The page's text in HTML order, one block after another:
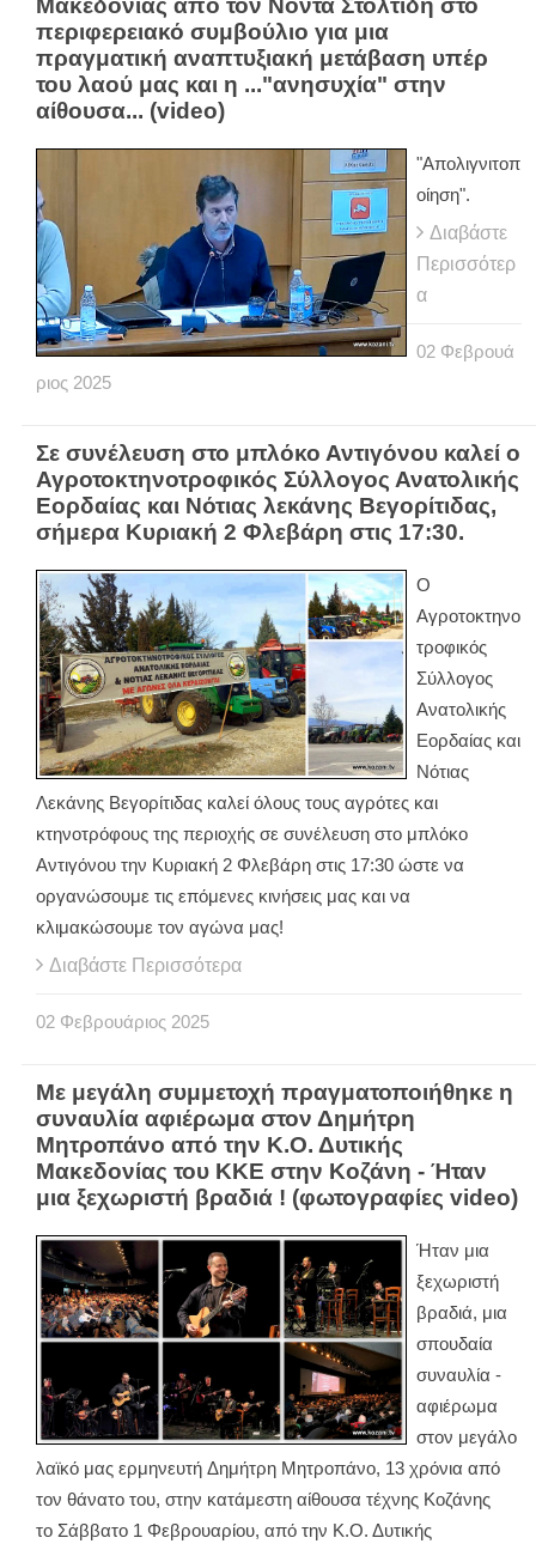
Μακεδονίας από τον Νόντα Στολτίδη στο
περιφερειακό συμβούλιο για μια
πραγματική αναπτυξιακή μετάβαση υπέρ
του λαού μας και η ..."ανησυχία" στην
αίθουσα... (video)
"Απολιγνιτοπ
οίηση".
Διαβάστε
Περισσότερ
α
02 Φεβρουά
ριος 2025
Σε συνέλευση στο μπλόκο Αντιγόνου καλεί ο
Αγροτοκτηνοτροφικός Σύλλογος Ανατολικής
Εορδαίας και Νότιας λεκάνης Βεγορίτιδας,
σήμερα Κυριακή 2 Φλεβάρη στις 17:30.
Ο
Αγροτοκτηνο
τροφικός
Σύλλογος
Ανατολικής
Εορδαίας και
Νότιας
Λεκάνης Βεγορίτιδας καλεί όλους τους αγρότες και
κτηνοτρόφους της περιοχής σε συνέλευση στο μπλόκο
Αντιγόνου την Κυριακή 2 Φλεβάρη στις 17:30 ώστε να
οργανώσουμε τις επόμενες κινήσεις μας και να
κλιμακώσουμε τον αγώνα μας!
Διαβάστε Περισσότερα
02 Φεβρουάριος 2025
Με μεγάλη συμμετοχή πραγματοποιήθηκε η
συναυλία αφιέρωμα στον Δημήτρη
Μητροπάνο από την Κ.Ο. Δυτικής
Μακεδονίας του ΚΚΕ στην Κοζάνη - Ήταν
μια ξεχωριστή βραδιά ! (φωτογραφίες video)
Ήταν μια
ξεχωριστή
βραδιά, μια
σπουδαία
συναυλία -
αφιέρωμα
στον μεγάλο
λαϊκό μας ερμηνευτή Δημήτρη Μητροπάνο, 13 χρόνια από
τον θάνατο του, στην κατάμεστη αίθουσα τέχνης Κοζάνης
το Σάββατο 1 Φεβρουαρίου, από την Κ.Ο. Δυτικής